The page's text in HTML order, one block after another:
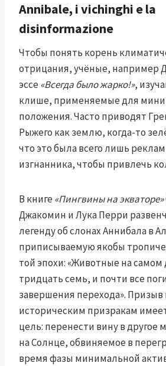
Annibale, i vichinghi e la
disinformazione
Чтобы понять корень
отрицания, учёные, например
эссе «Всегда было жарко!»,
клише, применяемые для
положения. Часто приводят
Рыжего как землю, когда-то
что это была всего лишь
изгнанника, чтобы привлечь
В книге «Пингвины на экваторе»
Джакомин и Лука Перри
легенду об слонах Аннибала в
приписываемую якобы
той эпохи: «Животные на
тридцать семь, и почти все
завершения перехода».
историческим призракам
цель: перенести вину в другое
на Солнце, обвиняемое в
время фазы минимальной